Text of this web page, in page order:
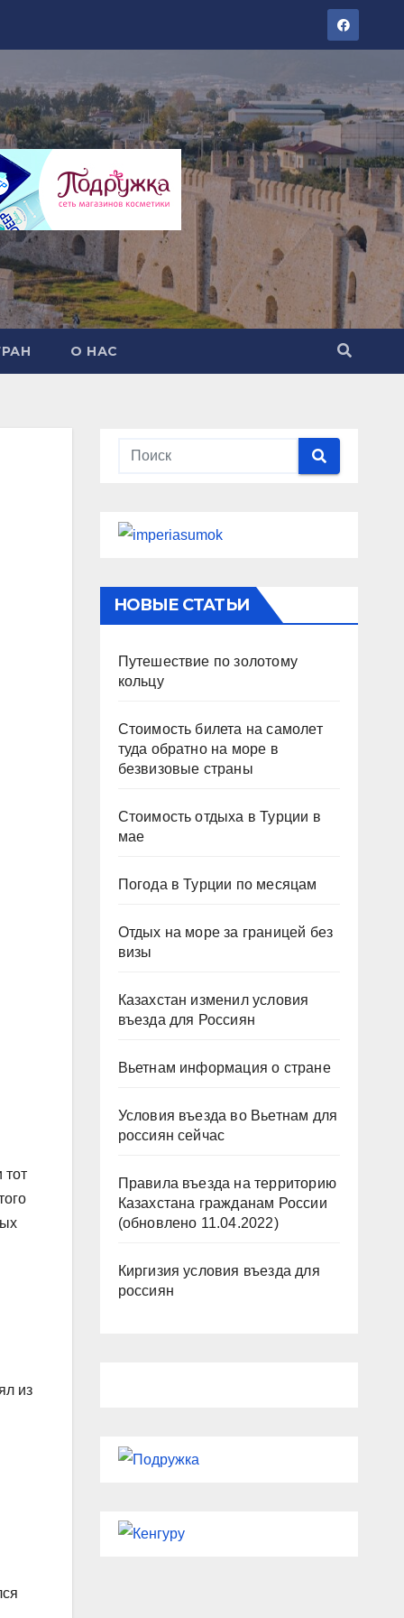
О НАС
тот
из
НОВЫЕ СТАТЬИ
Путешествие по золотому
кольцу
Стоимость билета на самолет
туда обратно на море в
безвизовые страны
Стоимость отдыха в Турции в
мае
Погода в Турции по месяцам
Отдых на море за границей без
визы
Казахстан изменил условия
въезда для Россиян
Вьетнам информация о стране
Условия въезда во Вьетнам для
россиян сейчас
Правила въезда на территорию
Казахстана гражданам России
(обновлено 11.04.2022)
Киргизия условия въезда для
россиян